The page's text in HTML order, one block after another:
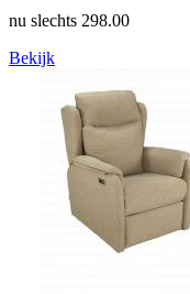
nu slechts 298.00
Bekijk